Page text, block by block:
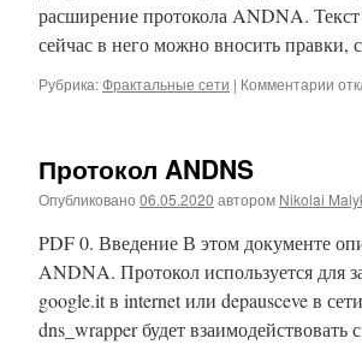
расширение протокола ANDNA.
сейчас в него можно вносить правки,
Рубрика:Фрактальные сети | Комментарии к
Протокол ANDNS
Опубликовано 06.05.2020 автором Nikolai
PDF 0. Введение В этом документе
ANDNA. Протокол используется для
google.it в internet или depausceve в
dns_wrapper будет взаимодействовать